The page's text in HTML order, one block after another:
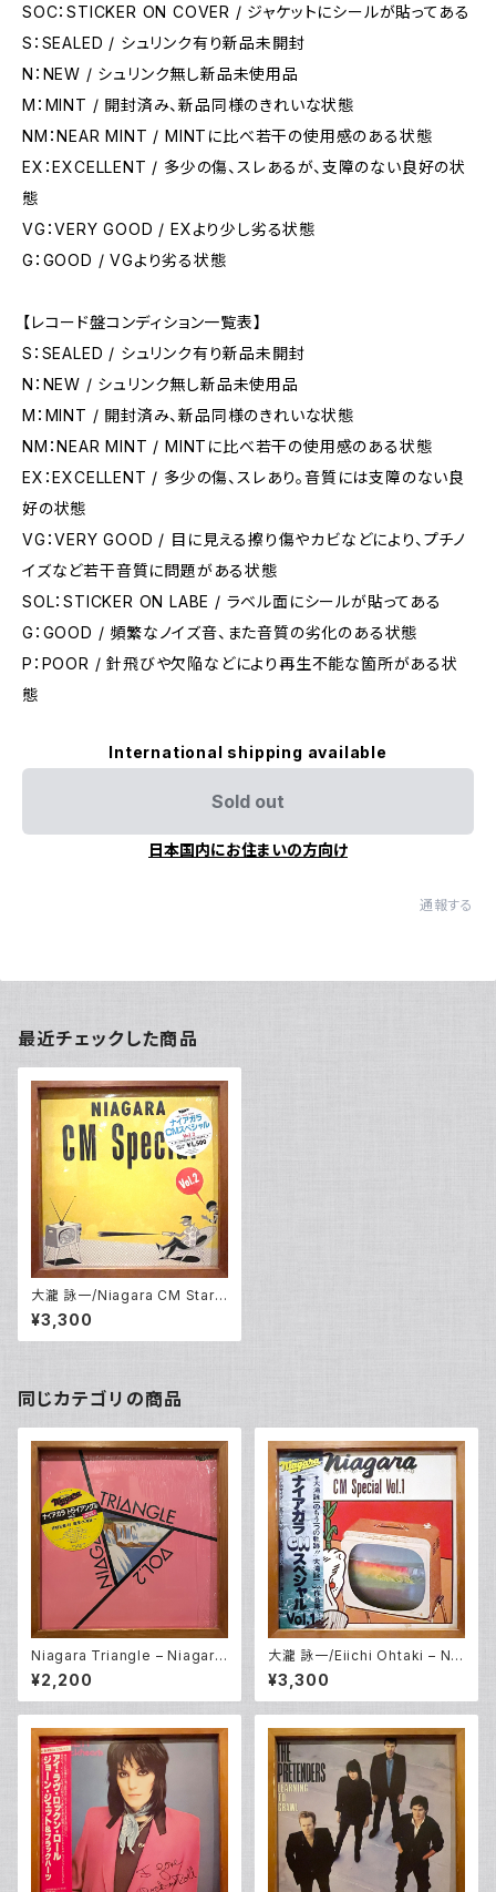
SOC：STICKER ON COVER / ジャケットにシールが貼ってある
S：SEALED / シュリンク有り新品未開封
N：NEW / シュリンク無し新品未使用品
M：MINT / 開封済み、新品同様のきれいな状態
NM：NEAR MINT / MINTに比べ若干の使用感のある状態
EX：EXCELLENT / 多少の傷、スレあるが、支障のない良好の状
態
VG：VERY GOOD / EXより少し劣る状態
G：GOOD / VGより劣る状態
【レコード盤コンディション一覧表】
S：SEALED / シュリンク有り新品未開封
N：NEW / シュリンク無し新品未使用品
M：MINT / 開封済み、新品同様のきれいな状態
NM：NEAR MINT / MINTに比べ若干の使用感のある状態
EX：EXCELLENT / 多少の傷、スレあり。音質には支障のない良
好の状態
VG：VERY GOOD / 目に見える擦り傷やカビなどにより、プチノ
イズなど若干音質に問題がある状態
SOL：STICKER ON LABE / ラベル面にシールが貼ってある
G：GOOD / 頻繁なノイズ音、また音質の劣化のある状態
P：POOR / 針飛びや欠陥などにより再生不能な箇所がある状
態
International shipping available
Sold out
日本国内にお住まいの方向け
通報する
最近チェックした商品
大瀧 詠一/Niagara CM Stars
– Niagara CM Special Vol.2
(LP)
¥3,300
同じカテゴリの商品
Niagara Triangle – Niagara
Triangle Vol.2 (LP)
¥2,200
大瀧 詠一/Eiichi Ohtaki – Nia
gara CM Special Vol. 1 (LP)
¥3,300